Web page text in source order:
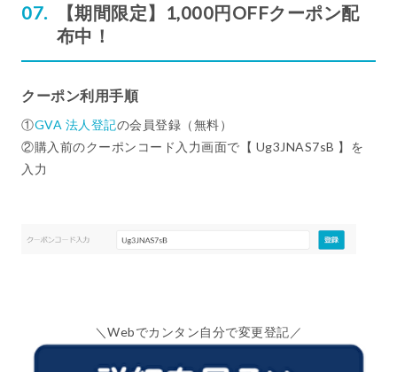
【期間限定】1,000円OFFクーポン配
布中！
クーポン利用手順
①GVA 法人登記の会員登録（無料）
②購入前のクーポンコード入力画面で【 Ug3JNAS7sB 】を
入力
＼Webでカンタン自分で変更登記／